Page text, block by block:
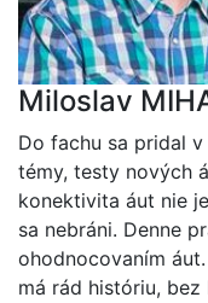
Miloslav
Do fachu sa pridal
témy, testy nových
konektivita áut nie
sa nebráni. Denne
ohodnocovaním
má rád históriu,